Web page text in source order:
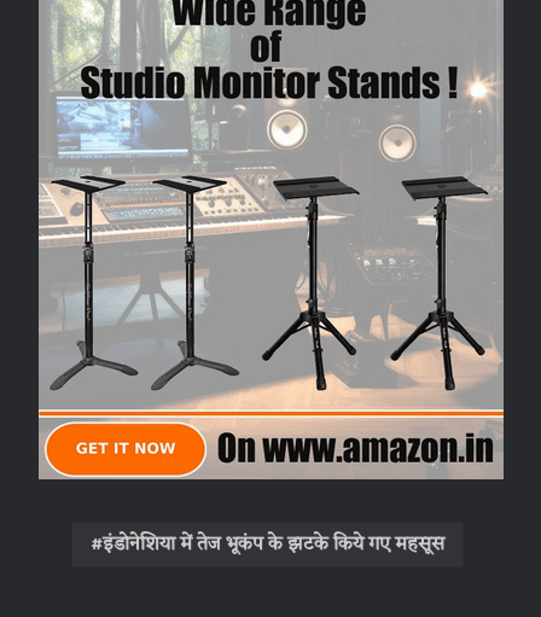
k p m
इंडोनेशिया में तेज भूकंप के झटके किये गए महसूस